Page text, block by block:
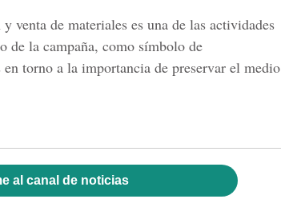
venta de materiales es una de las actividades
de la campaña, como símbolo de
torno a la importancia de preservar el medio
al canal de noticias